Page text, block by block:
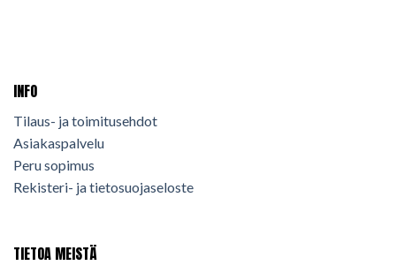
INFO
Tilaus- ja toimitusehdot
Asiakaspalvelu
Peru sopimus
Rekisteri- ja tietosuojaseloste
TIETOA MEISTÄ